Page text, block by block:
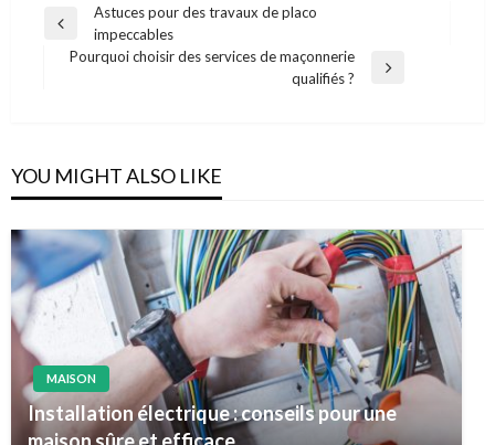
Navigation
Previous
Post
Astuces pour des travaux de placo
impeccables
Pourquoi choisir des services de maçonnerie
qualifiés ?
YOU MIGHT ALSO LIKE
MAISON
Installation électrique : conseils pour une